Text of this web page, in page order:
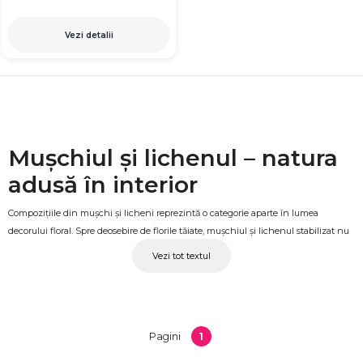
Vezi detalii
Mușchiul și lichenul – natura
adusă în interior
Compozițiile din mușchi și licheni reprezintă o categorie aparte în lumea
decorului floral. Spre deosebire de florile tăiate, mușchiul și lichenul stabilizat nu
Vezi tot textul
Pagini 1